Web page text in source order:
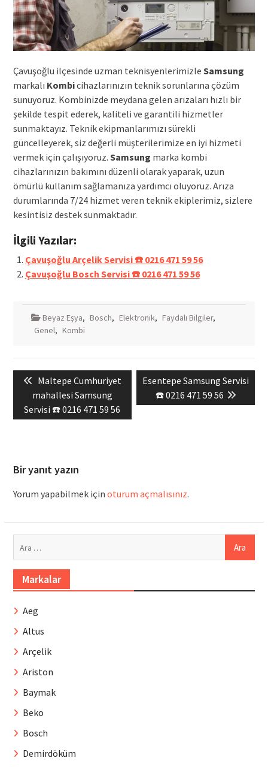
Çavuşoğlu ilçesinde uzman teknisyenlerimizle Samsung
markalı Kombicihazlarınızın teknik sorunlarına çözüm
sunuyoruz. Kombinizde meydana gelen arızaları hızlı bir
şekilde tespit ederek, kaliteli ve garantili hizmetler
sunmaktayız. Teknik ekipmanlarımızı sürekli
güncelleyerek, siz değerli müşterilerimize en iyi hizmeti
vermek için çalışıyoruz. Samsung marka kombi
cihazlarınızın bakımını düzenli olarak yaparak, uzun
ömürlü kullanım sağlamanıza yardımcı oluyoruz. Arıza
durumlarında 7/24 hizmet veren teknik ekiplerimiz, sizlere
kesintisiz destek sunmaktadır.
İlgili Yazılar:
Çavuşoğlu Arçelik Servisi ☎️ 0216 471 59 56
Çavuşoğlu Bosch Servisi ☎️ 0216 471 59 56
Beyaz Eşya, Bosch, Elektronik, Faydalı Bilgiler,
Genel, Kombi
Yazı
gezinmesi
Previous
post:
Maltepe Cumhuriyet
mahallesi Samsung
Servisi ☎️ 0216 471 59 56
Next
post:
Esentepe Samsung Servisi
☎️ 0216 471 59 56
Bir yanıt yazın
Yorum yapabilmek için oturum açmalısınız.
Markalar
Aeg
Altus
Arçelik
Ariston
Baymak
Beko
Bosch
Demirdöküm